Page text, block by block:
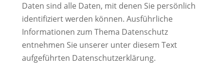
Daten sind alle Daten, mit denen Sie persönlich
identifiziert werden können. Ausführliche
Informationen zum Thema Datenschutz
entnehmen Sie unserer unter diesem Text
aufgeführten Datenschutzerklärung.